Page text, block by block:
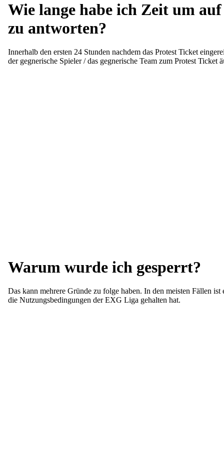
Wie lange habe ich Zeit um
zu antworten?
Innerhalb den ersten 24 Stunden nachdem das Protest Ticket
der gegnerische Spieler / das gegnerische Team zum Protest Ticket
Warum wurde ich gesperrt?
Das kann mehrere Gründe zu folge haben. In den meisten Fällen
die Nutzungsbedingungen der EXG Liga gehalten hat.